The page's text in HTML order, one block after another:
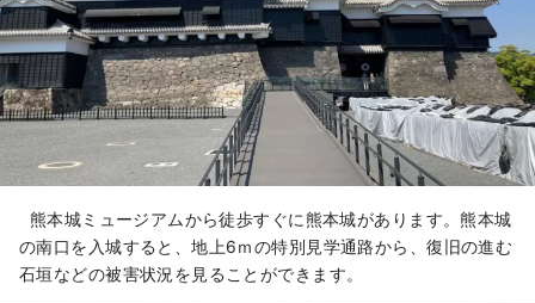
熊本城ミュージアムから徒歩すぐに熊本城があります。熊本城
の南口を入城すると、地上6ｍの特別見学通路から、復旧の進む
石垣などの被害状況を見ることができます。